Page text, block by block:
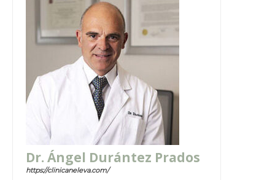
Dr. Ángel Durántez Prados
https://clinicaneleva.com/